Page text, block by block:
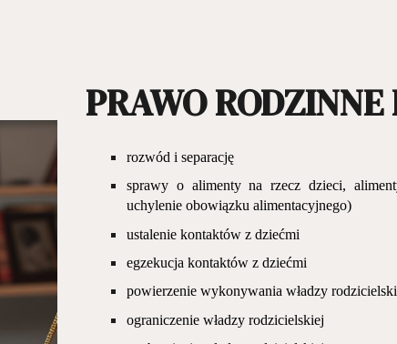
content
PRAWO
rozwód i separację
sprawy o alimenty na rzecz dzieci,
uchylenie obowiązku alimentacyjnego)
ustalenie kontaktów z dziećmi
egzekucja kontaktów z dziećmi
powierzenie wykonywania władzy
ograniczenie władzy rodzicielskiej